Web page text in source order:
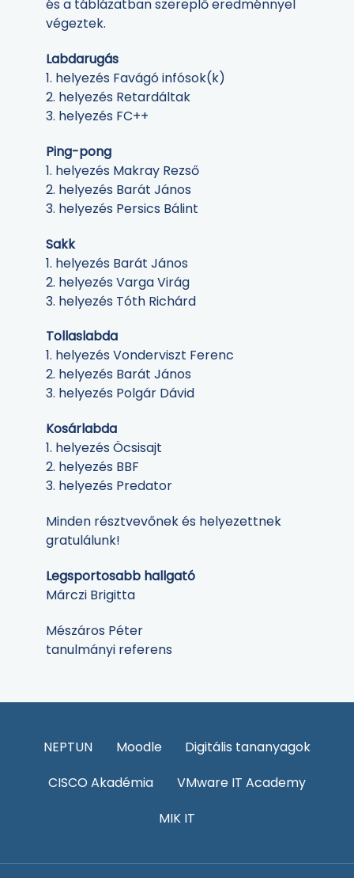
és a táblázatban szereplő eredménnyel
végeztek.
Labdarugás
1. helyezés Favágó infósok(k)
2. helyezés Retardáltak
3. helyezés FC++
Ping-pong
1. helyezés Makray Rezső
2. helyezés Barát János
3. helyezés Persics Bálint
Sakk
1. helyezés Barát János
2. helyezés Varga Virág
3. helyezés Tóth Richárd
Tollaslabda
1. helyezés Vonderviszt Ferenc
2. helyezés Barát János
3. helyezés Polgár Dávid
Kosárlabda
1. helyezés Öcsisajt
2. helyezés BBF
3. helyezés Predator
Minden résztvevőnek és helyezettnek
gratulálunk!
Legsportosabb hallgató
Márczi Brigitta
Mészáros Péter
tanulmányi referens
NEPTUN Moodle
Digitális tananyagok
CISCO Akadémia
VMware IT Academy
MIK IT